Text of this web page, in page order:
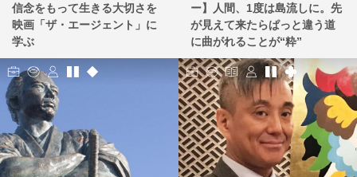
信念をもって生きる大切さを
映画「ザ・エージェント」に
学ぶ
ー】人間、1度は島流しに。先
が見えて来たらぱっと違う道
に曲がれることが“粋”